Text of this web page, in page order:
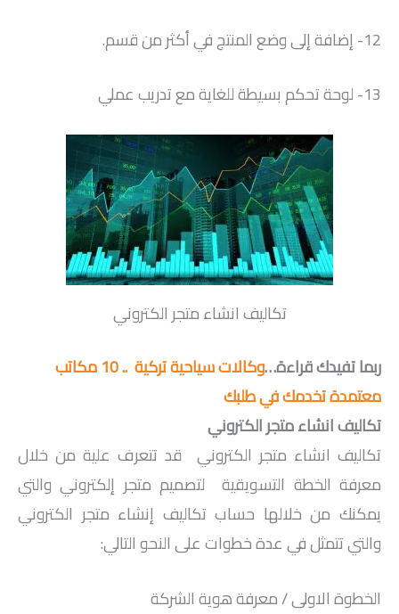
12- إضافة إلى وضع المنتج في أكثر من قسم.
13- لوحة تحكم بسيطة للغاية مع تدريب عملي
تكاليف انشاء متجر الكتروني
ربما تفيدك قراءة…
وكالات سياحية تركية .. 10 مكاتب
معتمدة تخدمك في طلبك
تكاليف انشاء متجر الكتروني
تكاليف انشاء متجر الكتروني قد تتعرف علية من خلال
معرفة الخطة التسويقية لتصميم متجر إلكتروني والتي
يمكنك من خلالها حساب تكاليف إنشاء متجر الكتروني
والتي تتمثل في عدة خطوات على النحو التالي:
الخطوة الاولى / معرفة هوية الشركة